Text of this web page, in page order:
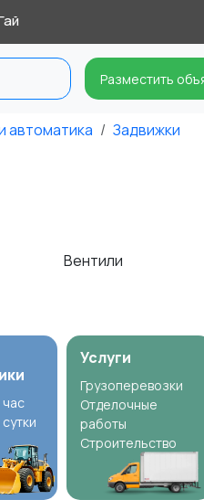
Разместить
автоматика Задвижки
Вентили
Услуги
Грузоперевозки
Отделочные
работы
Строительство